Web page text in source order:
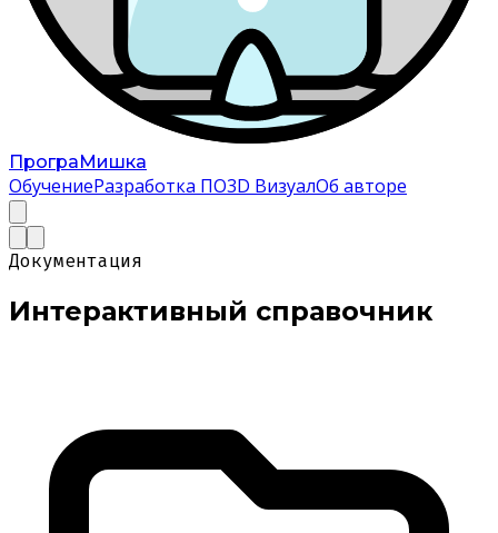
ПрограМишка
ОбучениеРазработка ПО3D ВизуалОб авторе
Документация
Интерактивный справочник